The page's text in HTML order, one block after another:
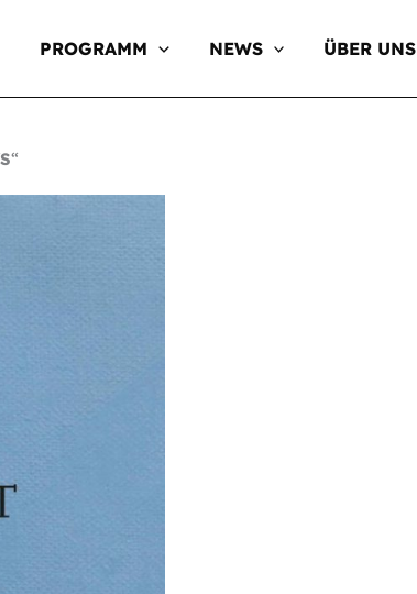
PROGRAMM NEWS ÜBER UNS
“